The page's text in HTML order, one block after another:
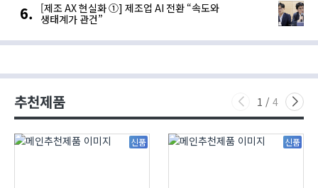
[제조 AX 현실화 ①] 제조업 AI 전환 “속도와
생태계가 관건”
추천제품 1 / 4
신품 신품